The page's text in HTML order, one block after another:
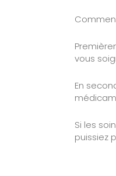
vous
En
Si les
puissiez